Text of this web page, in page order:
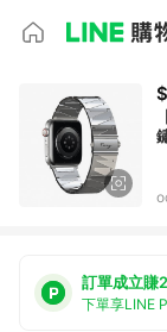
訂單成立賺
下單享LINE